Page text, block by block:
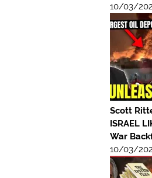
10/03/
Scott
ISRAEL
War
10/03/